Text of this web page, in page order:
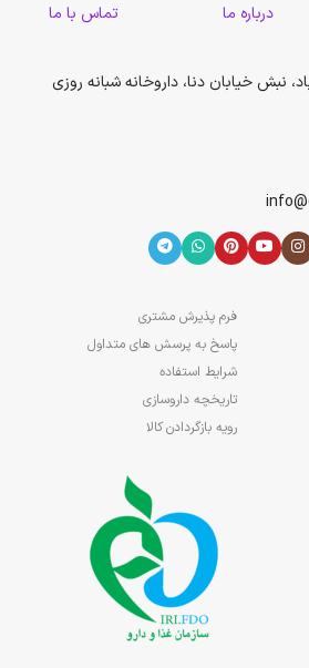
درباره ما تماس با ما
نبش خیابان دنا، داروخانه شبانه روزی
فرم پذیرش مشتری
پاسخ به پرسش های متداول
شرایط استفاده
تاریخچه داروسازی
رویه بازگردادن کالا